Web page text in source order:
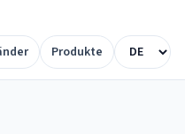
Produkte